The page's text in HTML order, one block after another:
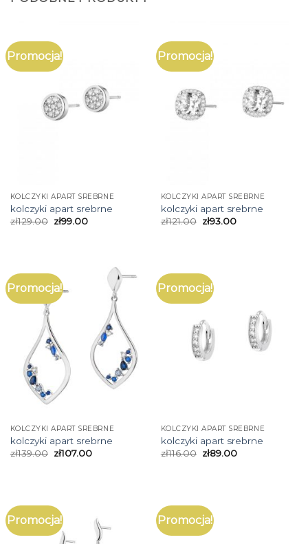
Promocja!
KOLCZYKI APART SREBRNE
kolczyki apart srebrne
zł129.00 zł99.00
Promocja!
KOLCZYKI APART SREBRNE
kolczyki apart srebrne
zł121.00 zł93.00
Promocja!
KOLCZYKI APART SREBRNE
kolczyki apart srebrne
zł139.00 zł107.00
Promocja!
KOLCZYKI APART SREBRNE
kolczyki apart srebrne
zł116.00 zł89.00
Promocja! Promocja!